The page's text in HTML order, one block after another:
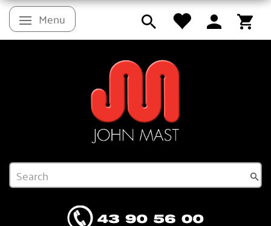
Toggle navigation
Menu